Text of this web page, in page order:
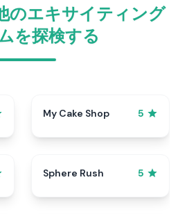
のエキサイティング
を探検する
My Cake Shop 5
Sphere Rush 5